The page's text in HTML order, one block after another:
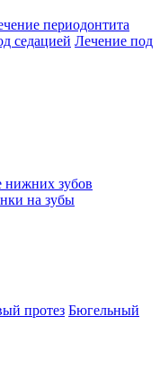
периодонтита
седацией Лечение под
нижних зубов
на зубы
протез Бюгельный